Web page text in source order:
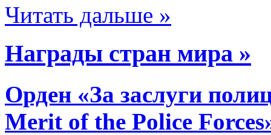
Читать дальше »
Награды стран мира »
Орден «За заслуги
Merit of the Police